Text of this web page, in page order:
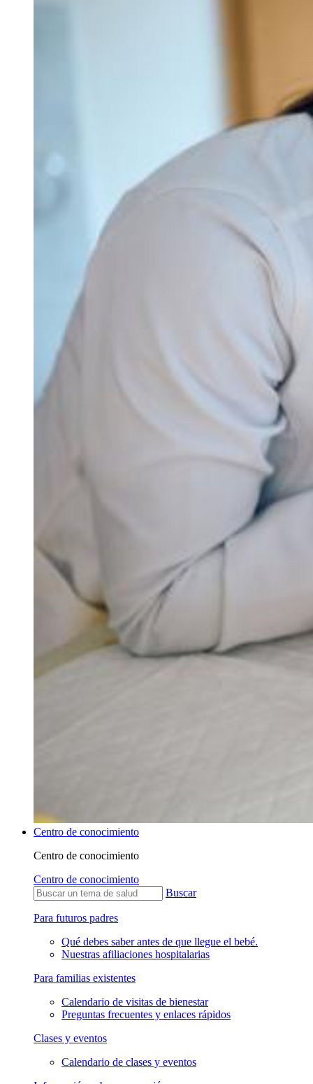
Centro de conocimiento
Centro de conocimiento
Centro de conocimiento
Buscar
Para futuros padres
Qué debes saber antes de que llegue el bebé.
Nuestras afiliaciones hospitalarias
Para familias existentes
Calendario de visitas de bienestar
Preguntas frecuentes y enlaces rápidos
Clases y eventos
Calendario de clases y eventos